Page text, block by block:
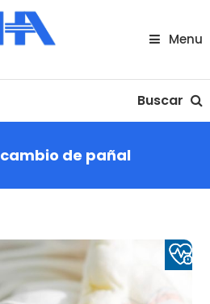
Menu
Buscar
cambio de pañal